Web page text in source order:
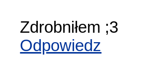
Zdrobniłem ;3
Odpowiedz